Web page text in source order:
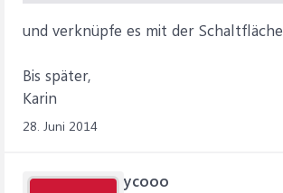
und verknüpfe es mit der Schaltfläche
Bis später,
Karin
28. Juni 2014
ycooo